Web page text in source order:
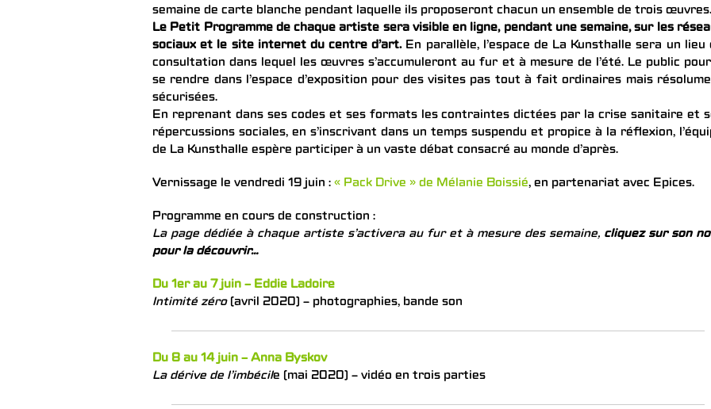
semaine de carte blanche pendant laquelle ils proposeront chacun un ensemble de trois œuvres.
Le Petit Programme de chaque artiste sera visible en ligne, pendant une semaine, sur les
sociaux et le site internet du centre d’art.En parallèle, l’espace de La Kunsthalle sera un lieu
consultation dans lequel les œuvres s’accumuleront au fur et à mesure de l’été. Le public
se rendre dans l’espace d’exposition pour des visites pas tout à fait ordinaires mais
sécurisées.
En reprenant dans ses codes et ses formats les contraintes dictées par la crise sanitaire et
répercussions sociales, en s’inscrivant dans un temps suspendu et propice à la réflexion,
de La Kunsthalle espère participer à un vaste débat consacré au monde d’après.
Vernissage le vendredi 19 juin : « Pack Drive » de Mélanie Boissié, en partenariat avec Epices.
Programme en cours de construction :
La page dédiée à chaque artiste s’activera au fur et à mesure des semaine, cliquez sur son
pour la découvrir…
Du 1er au 7 juin – Eddie Ladoire
Intimité zéro(avril 2020) – photographies, bande son
Du 8 au 14 juin – Anna Byskov
La dérive de l’imbécile (mai 2020) – vidéo en trois parties